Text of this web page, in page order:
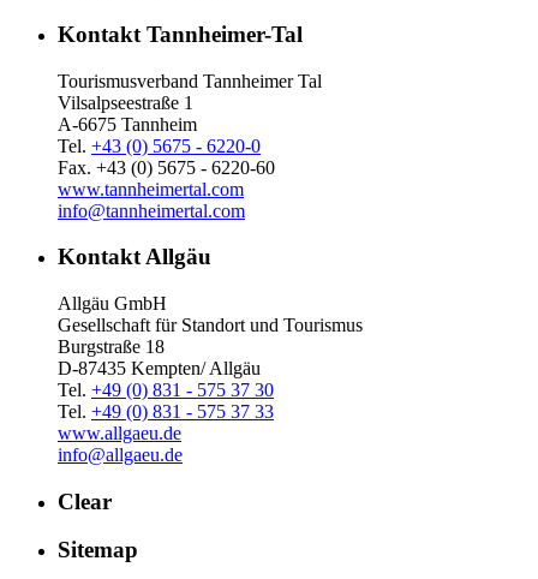
Kontakt Tannheimer-Tal
Tourismusverband Tannheimer Tal
Vilsalpseestraße 1
A-6675 Tannheim
Tel. +43 (0) 5675 - 6220-0
Fax. +43 (0) 5675 - 6220-60
www.tannheimertal.com
info@tannheimertal.com
Kontakt Allgäu
Allgäu GmbH
Gesellschaft für Standort und Tourismus
Burgstraße 18
D-87435 Kempten/ Allgäu
Tel. +49 (0) 831 - 575 37 30
Tel. +49 (0) 831 - 575 37 33
www.allgaeu.de
info@allgaeu.de
Clear
Sitemap